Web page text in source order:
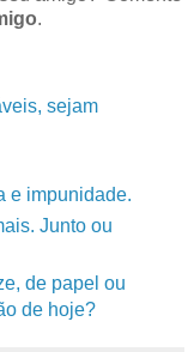
.
sejam
e impunidade.
Junto ou
de papel ou
de hoje?